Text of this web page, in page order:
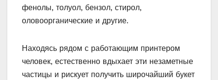
фенолы, толуол, бензол, стирол,
оловоорганические и другие.
Находясь рядом с работающим принтером
человек, естественно вдыхает эти незаметные
частицы и рискует получить широчайший букет